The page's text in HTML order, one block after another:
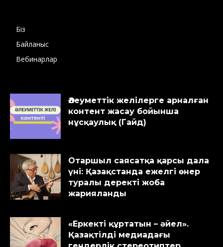
Біз
Байланыс
Вебинарлар
Әлеуметтік желілерге арналған
контент жасау бойынша
нұсқаулық (Гайд)
Отаршыл саясатқа қарсы дала
үні: Қазақстанда ежелгі өнер
туралы деректі жоба
жарияланды
«Еркекті құртатын – әйел».
Қазақтілді медиадағы